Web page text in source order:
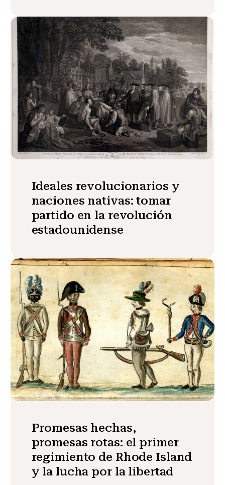
Ideales revolucionarios y
naciones nativas: tomar
partido en la revolución
estadounidense
Promesas hechas,
promesas rotas: el primer
regimiento de Rhode Island
y la lucha por la libertad